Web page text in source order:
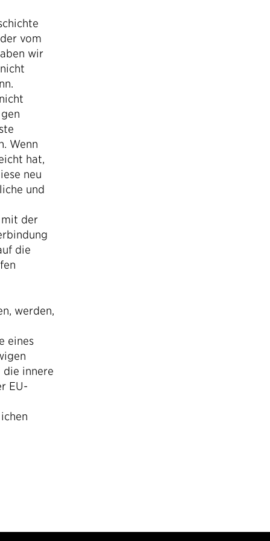
vom
wir
Wenn
hat,
neu
und
mit der
die
werden,
eines
innere
EU-